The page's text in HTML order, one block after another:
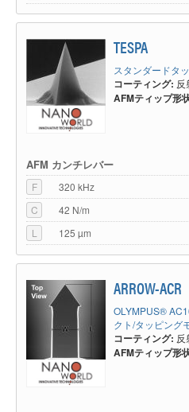
TESPA
スタンダードタ
コーティング:
AFMティップ形
AFM カンチレバー
F
320 kHz
C
42 N/m
L
125 µm
ARROW-ACR
OLYMPUS®
クト/タッピング
コーティング:
AFMティップ形